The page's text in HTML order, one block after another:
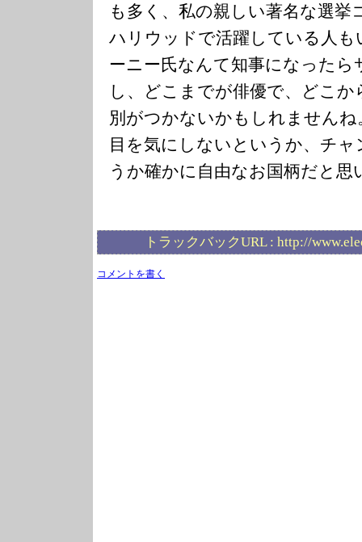
も多く、私の親しい著名な選
ハリウッドで活躍している人
ーニー氏なんて知事になった
し、どこまでが俳優で、どこか
別がつかないかもしれません
目を気にしないというか、チ
うか確かに自由なお国柄だと思
トラックバックURL : http://
コメントを書く